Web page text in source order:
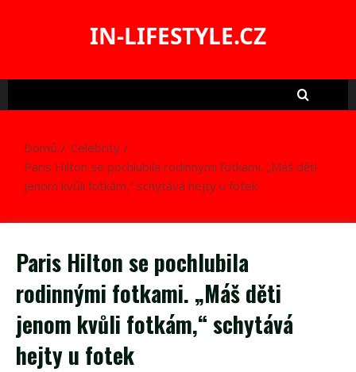
IN-LIFESTYLE.CZ
Domů
Celebrity
Paris Hilton se pochlubila rodinnými fotkami. „Máš děti
jenom kvůli fotkám,“ schytává hejty u fotek
Paris Hilton se pochlubila
rodinnými fotkami. „Máš děti
jenom kvůli fotkám,“ schytává
hejty u fotek